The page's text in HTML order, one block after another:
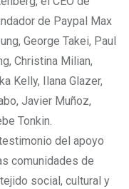
de Paypal Max
George Takei, Paul
Christina Milian,
Kelly, Ilana Glazer,
Javier Muñoz,
Tonkin.
del apoyo
comunidades de
social, cultural y